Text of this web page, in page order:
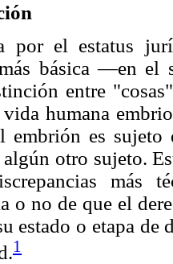
por el estatus
básica —en el
entre
humana
embrión es sujeto
algún otro sujeto.
más
o no de que el
estado o etapa de
1